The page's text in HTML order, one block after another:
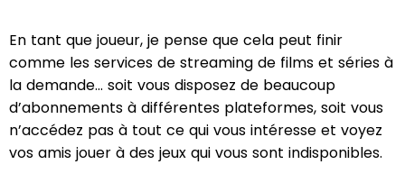
En tant que joueur, je pense que cela peut finir
comme les services de streaming de films et séries à
la demande... soit vous disposez de beaucoup
d’abonnements à différentes plateformes, soit vous
n’accédez pas à tout ce qui vous intéresse et voyez
vos amis jouer à des jeux qui vous sont indisponibles.